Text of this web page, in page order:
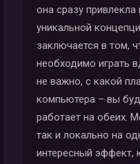
она сразу
уникальной
заключается в том,
необходимо играть
не важно, с какой
компьютера – вы
работает на обеих.
так и локально на
интересный эффект,